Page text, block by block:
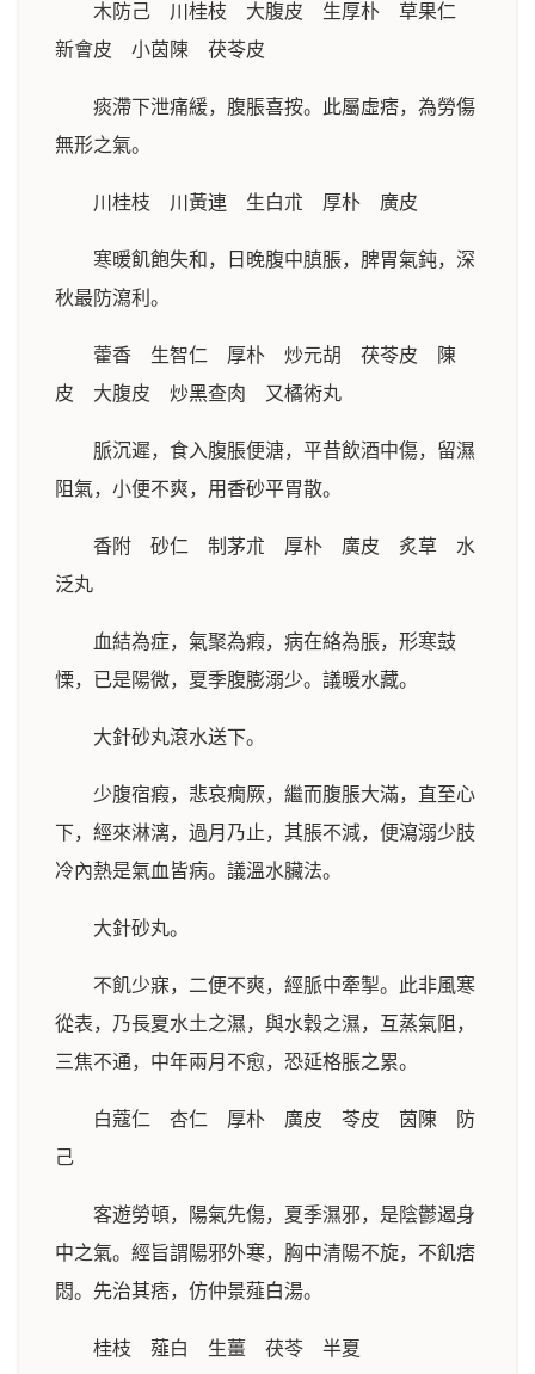
木防己 川桂枝 大腹皮 生厚朴 草果仁
新會皮 小茵陳 茯苓皮
痰滯下泄痛緩，腹脹喜按。此屬虛痞，為勞傷
無形之氣。
川桂枝 川黃連 生白朮 厚朴 廣皮
寒暖飢飽失和，日晚腹中䐜脹，脾胃氣鈍，深
秋最防瀉利。
藿香 生智仁 厚朴 炒元胡 茯苓皮 陳
皮 大腹皮 炒黑查肉 又橘術丸
脈沉遲，食入腹脹便溏，平昔飲酒中傷，留濕
阻氣，小便不爽，用香砂平胃散。
香附 砂仁 制茅朮 厚朴 廣皮 炙草 水
泛丸
血結為症，氣聚為瘕，病在絡為脹，形寒鼓
慄，已是陽微，夏季腹膨溺少。議暖水藏。
大針砂丸滾水送下。
少腹宿瘕，悲哀癇厥，繼而腹脹大滿，直至心
下，經來淋漓，過月乃止，其脹不減，便瀉溺少肢
冷內熱是氣血皆病。議溫水臟法。
大針砂丸。
不飢少寐，二便不爽，經脈中牽掣。此非風寒
從表，乃長夏水土之濕，與水穀之濕，互蒸氣阻，
三焦不通，中年兩月不愈，恐延格脹之累。
白蔻仁 杏仁 厚朴 廣皮 苓皮 茵陳 防
己
客遊勞頓，陽氣先傷，夏季濕邪，是陰鬱遏身
中之氣。經旨謂陽邪外寒，胸中清陽不旋，不飢痞
悶。先治其痞，仿仲景薤白湯。
桂枝 薤白 生薑 茯苓 半夏